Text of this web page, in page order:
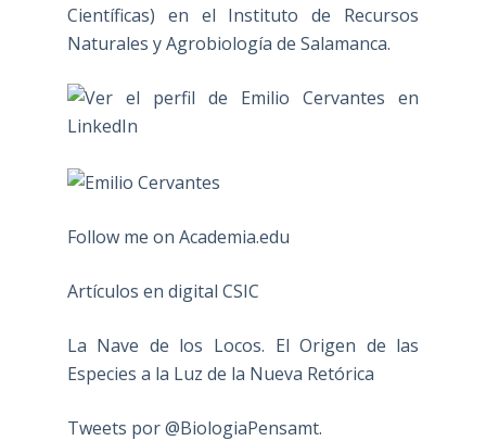
Científicas) en el Instituto de Recursos
Naturales y Agrobiología de Salamanca.
Follow me on Academia.edu
Artículos en digital CSIC
La Nave de los Locos. El Origen de las
Especies a la Luz de la Nueva Retórica
Tweets por @BiologiaPensamt.